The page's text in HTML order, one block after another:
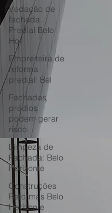
Vedação de
fachada
Predial Belo
Hor
Empreiteira de
reforma
predial: Bel
Fachadas
prédios
podem gerar
risco
Limpeza de
Fachada: Belo
Horizonte
Construções
Reformas Belo
Horizonte